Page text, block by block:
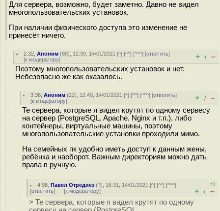
Для сервера, возможно, будет заметно. Давно не видел
многопользовательских установок.
При наличии физического доступа это изменение не
принесёт ничего.
2.32 ,Аноним (88), 12:39, 14/01/2021 [^] [^^] [^^^] [ответить]
[к модератору] + / –
Поэтому многопользовательских установок и нет.
Небезопасно же как оказалось.
3.36 ,Аноним (22), 12:49, 14/01/2021 [^] [^^] [^^^] [ответить]
[к модератору] + / –
Те сервера, которые я видел крутят по одному сервесу
на сервер (PostgreSQL, Apache, Nginx и т.п.), либо
контейнеры, виртуальные машины, поэтому
многопользовательские установки проходили мимо.
На семейных пк удобно иметь доступ к данным жены,
ребёнка и наоборот. Важным директориям можно дать
права в ручную.
4.98 ,Павел Отредиез (?), 16:31, 14/01/2021 [^] [^^] [^^^]
[ответить] [к модератору]
+1
+ / –
> Те сервера, которые я видел крутят по одному